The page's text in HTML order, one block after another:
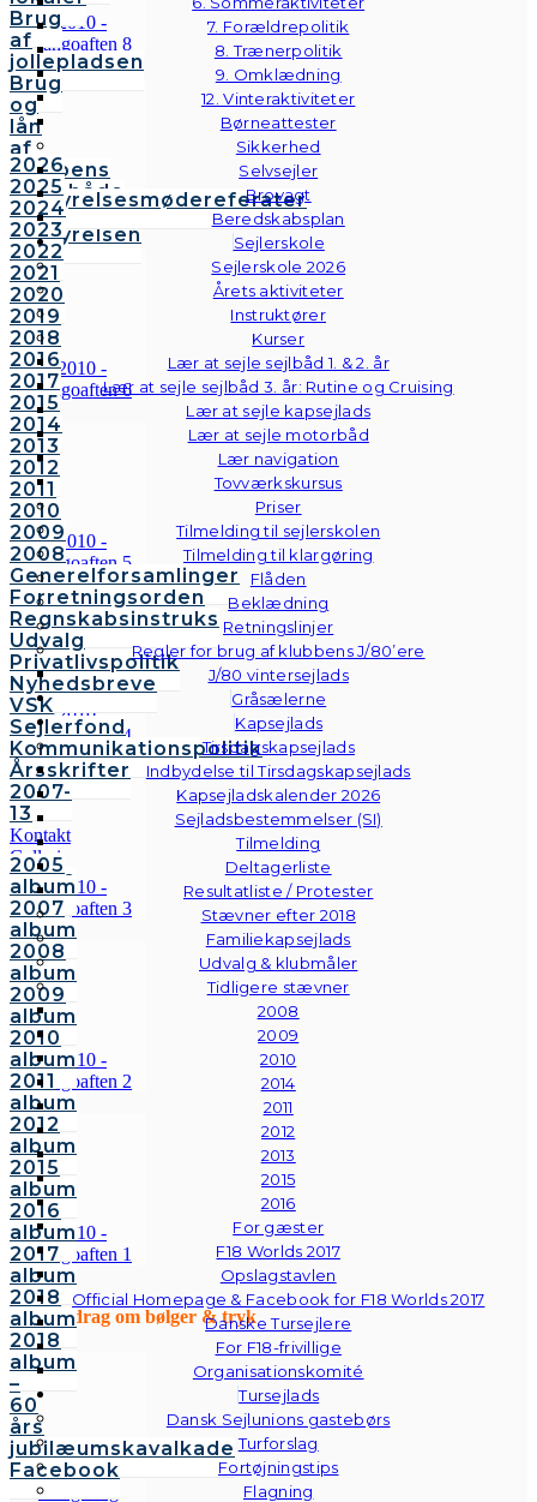
7. Forældrepolitik
8. Trænerpolitik
9. Omklædning
12. Vinteraktiviteter
Børneattester
Sikkerhed
Selvsejler
Brovagt
Beredskabsplan
Sejlerskole
Sejlerskole 2026
Årets aktiviteter
Instruktører
Kurser
Lær at sejle sejlbåd 1. & 2. år
Lær at sejle sejlbåd 3. år: Rutine og Cruising
Lær at sejle kapsejlads
Lær at sejle motorbåd
Lær navigation
Tovværkskursus
Priser
Tilmelding til sejlerskolen
Tilmelding til klargøring
Flåden
Beklædning
Retningslinjer
Regler for brug af klubbens J/80’ere
J/80 vintersejlads
Gråsælerne
Kapsejlads
Tirsdagskapsejlads
Indbydelse til Tirsdagskapsejlads
Kapsejladskalender 2026
Sejladsbestemmelser (SI)
Tilmelding
Deltagerliste
Resultatliste / Protester
Stævner efter 2018
Familiekapsejlads
Udvalg & klubmåler
Tidligere stævner
2008
2009
2010
2014
2011
2012
2013
2015
2016
For gæster
F18 Worlds 2017
Opslagstavlen
Official Homepage & Facebook for F18 Worlds 2017
Danske Tursejlere
For F18-frivillige
Organisationskomité
Tursejlads
Dansk Sejlunions gastebørs
Turforslag
Fortøjningstips
Flagning
Brug
af
jollepladsen
Brug
og
lån
af
klubbens
følgebåde
Vedtægter
Bestyrelsen
Bestyrelsesmødereferater
2026
2025
2024
2023
2022
2021
2020
2019
2018
2016
2017
2015
2014
2013
2012
2011
2010
2009
2008
Generelforsamlinger
Forretningsorden
Regnskabsinstruks
Udvalg
Privatlivspolitik
Nyhedsbreve
VSK
Sejlerfond
Kommunikationspolitik
Årsskrifter
2007-
13
Kontakt
Galleri
Andre
fotos
2005
album
2007
album
2008
album
2009
album
2010
album
2011
album
2012
album
2015
album
2016
album
2017
album
2018
album
2018
album
–
60
års
jubilæumskavalkade
Facebook
Foredrag om bølger & tryk